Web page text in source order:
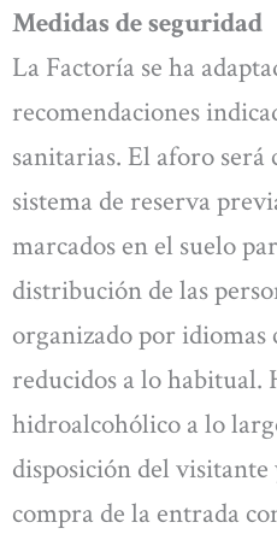
Medidas de seguridad
La Factoría se ha
recomendaciones
sanitarias. El aforo
sistema de reserva
marcados en el suelo
distribución de las
organizado por idiomas
reducidos a lo habitual.
hidroalcohólico a lo
disposición del visitante
compra de la entrada